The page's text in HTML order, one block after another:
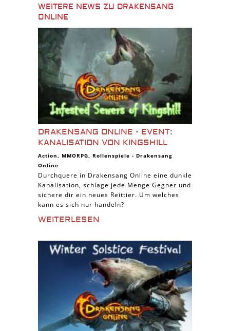
WEITERE NEWS ZU DRAKENSANG
ONLINE
DRAKENSANG ONLINE - EVENT:
KANALISATION VON KINGSHILL
Action, MMORPG, Rollenspiele - Drakensang
Online
Durchquere in Drakensang Online eine dunkle
Kanalisation, schlage jede Menge Gegner und
sichere dir ein neues Reittier. Um welches
kann es sich nur handeln?
WEITERLESEN